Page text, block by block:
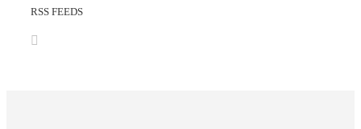
RSS FEEDS